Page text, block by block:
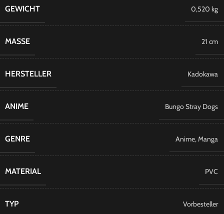
GEWICHT 0,520 kg
MASSE 21 cm
HERSTELLER Kadokawa
ANIME Bungo Stray Dogs
GENRE Anime,Manga
MATERIAL PVC
TYP Vorbesteller